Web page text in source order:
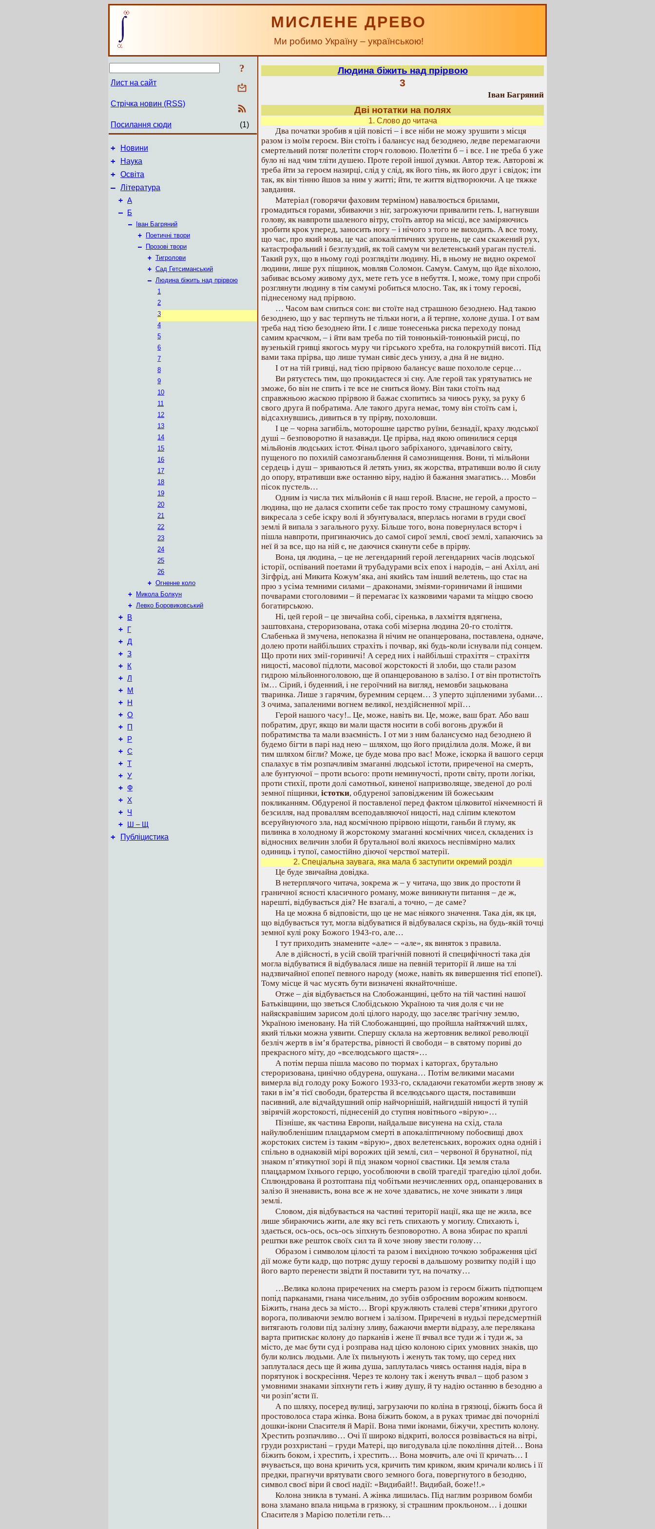
МИСЛЕНЕ ДРЕВО
Ми робимо Україну – українською!
?
Лист на сайт
Стрічка новин (RSS)
Посилання сюди (1)
+ Новини
+ Наука
+ Освіта
– Література
+ А
– Б
–
Іван Багряний
+
Поетичні твори
–
Прозові твори
+ Тигролови
+ Сад Гетсиманський
– Людина біжить над прірвою
1
2
3
4
5
6
7
8
9
10
11
12
13
14
15
16
17
18
19
20
21
22
23
24
25
26
+ Огненне коло
+
Микола Болкун
+ Левко Боровиковський
+ В
+ Г
+ Д
+ З
+ К
+ Л
+ М
+ Н
+ О
+ П
+ Р
+ С
+ Т
+ У
+ Ф
+ Х
+ Ч
+ Ш – Щ
+ Публіцистика
Людина біжить над прірвою
3
Іван Багряний
Дві нотатки на полях
1. Слово до читача
Два початки зробив я цій повісті – і все ніби не можу зрушити з місця
разом із моїм героєм. Він стоїть і балансує над безоднею, ледве перемагаючи
смертельний потяг полетіти сторч головою. Полетіти б – і все. І не треба б уже
було ні над чим тліти душею. Проте герой іншої думки. Автор теж. Авторові ж
треба йти за героєм назирці, слід у слід, як його тінь, як його друг і свідок; іти
так, як він тінню йшов за ним у житті; йти, те життя відтворюючи. А це тяжке
завдання.
Матеріал (говорячи фаховим терміном) навалюється брилами,
громадиться горами, збиваючи з ніг, загрожуючи привалити геть. І, нагнувши
голову, як навпроти шаленого вітру, стоїть автор на місці, все заміряючись
зробити крок уперед, заносить ногу – і нічого з того не виходить. А все тому,
що час, про який мова, це час апокаліптичних зрушень, це сам скажений рух,
катастрофальний і безглуздий, як той самум чи велетенський ураган пустелі.
Такий рух, що в ньому годі розглядіти людину. Ні, в ньому не видно окремої
людини, лише рух піщинок, мовляв Соломон. Самум. Самум, що йде віхолою,
забиває всьому живому дух, мете геть усе в небуття. І, може, тому при спробі
розглянути людину в тім самумі робиться млосно. Так, як і тому героєві,
піднесеному над прірвою.
… Часом вам сниться сон: ви стоїте над страшною безоднею. Над такою
безоднею, що у вас терпнуть не тільки ноги, а й терпне, холоне душа. І от вам
треба над тією безоднею йти. І є лише тонесенька риска переходу понад
самим краєчком, – і йти вам треба по тій тонюнькій-тонюнькій рисці, по
вузенькій гривці якогось муру чи гірського хребта, на голокрутній висоті. Під
вами така прірва, що лише туман сивіє десь унизу, а дна й не видно.
І от на тій гривці, над тією прірвою балансує ваше похололе серце…
Ви рятуєтесь тим, що прокидаєтеся зі сну. Але герой так урятуватись не
зможе, бо він не спить і те все не сниться йому. Він таки стоїть над
справжньою жаскою прірвою й бажає схопитись за чиюсь руку, за руку б
свого друга й побратима. Але такого друга немає, тому він стоїть сам і,
відсахнувшись, дивиться в ту прірву, похоловши.
І це – чорна загибіль, моторошне царство руїни, безнадії, краху людської
душі – безповоротно й назавжди. Це прірва, над якою опинилися серця
мільйонів людських істот. Фінал цього забріханого, здичавілого світу,
пущеного по похилій самозганьблення й самознищення. Вони, ті мільйони
сердець і душ – зриваються й летять униз, як жорства, втративши волю й силу
до опору, втративши вже останню віру, надію й бажання змагатись… Мовби
пісок пустель…
Одним із числа тих мільйонів є й наш герой. Власне, не герой, а просто –
людина, що не далася схопити себе так просто тому страшному самумові,
викресала з себе іскру волі й збунтувалася, вперлась ногами в груди своєї
землі й випала з загального руху. Більше того, вона повернулася всторч і
пішла навпроти, пригинаючись до самої сирої землі, своєї землі, хапаючись за
неї й за все, що на ній є, не даючися скинути себе в прірву.
Вона, ця людина, – це не легендарний герой легендарних часів людської
історії, оспіваний поетами й трубадурами всіх епох і народів, – ані Ахілл, ані
Зігфрід, ані Микита Кожум’яка, ані якийсь там інший велетень, що стає на
прю з усіма темними силами – драконами, зміями-гориничами й іншими
почварами стоголовими – й перемагає їх казковими чарами та міццю своєю
богатирською.
Ні, цей герой – це звичайна собі, сіренька, в лахміття вдягнена,
заштовхана, стероризована, отака собі мізерна людина 20-го століття.
Слабенька й змучена, непоказна й нічим не опанцерована, поставлена, одначе,
долею проти найбільших страхіть і почвар, які будь-коли існували під сонцем.
Що проти них змії-гориничі! А серед них і найбільші страхіття – страхіття
ницості, масової підлоти, масової жорстокості й злоби, що стали разом
гидрою мільйонноголовою, ще й опанцерованою в залізо. І от він протистоїть
їм… Сірий, і буденний, і не героїчний на вигляд, немовби зацькована
тваринка. Лише з гарячим, буремним серцем… З уперто зціпленими зубами…
З очима, запаленими вогнем великої, нездійсненної мрії…
Герой нашого часу!.. Це, може, навіть ви. Це, може, ваш брат. Або ваш
побратим, друг, якщо ви мали щастя носити в собі вогонь дружби й
побратимства та мали взаємність. І от ми з ним балансуємо над безоднею й
будемо бігти в парі над нею – шляхом, що його приділила доля. Може, й ви
тим шляхом бігли? Може, це буде мова про вас! Може, іскорка й вашого серця
спалахує в тім розпачливім змаганні людської істоти, приреченої на смерть,
але бунтуючої – проти всього: проти неминучості, проти світу, проти логіки,
проти стихії, проти долі самотньої, киненої напризволяще, зведеної до ролі
земної піщинки, істотки, обдуреної заповідженим їй божеським
покликанням. Обдуреної й поставленої перед фактом цілковитої нікчемності й
безсилля, над проваллям всеподавляючої ницості, над сліпим клекотом
всеруйнуючого зла, над космічною прірвою ніщоти, ганьби й глуму, як
пилинка в холодному й жорстокому змаганні космічних чисел, складених із
відносних величин злоби й брутальної волі якихось неспівмірно малих
одиниць і тупої, самостійно діючої черствої матерії.
2. Спеціальна заувага, яка мала б заступити окремий розділ
Це буде звичайна довідка.
В нетерплячого читача, зокрема ж – у читача, що звик до простоти й
граничної ясності класичного роману, може виникнути питання – де ж,
нарешті, відбувається дія? Не взагалі, а точно, – де саме?
На це можна б відповісти, що це не має ніякого значення. Така дія, як ця,
що відбувається тут, могла відбуватися й відбувалася скрізь, на будь-якій точці
земної кулі року Божого 1943-го, але…
І тут приходить знамените «але» – «але», як виняток з правила.
Але в дійсності, в усій своїй трагічній повноті й специфічності така дія
могла відбуватися й відбувалася лише на певній території й лише на тлі
надзвичайної епопеї певного народу (може, навіть як вивершення тієї епопеї).
Тому місце й час мусять бути визначені якнайточніше.
Отже – дія відбувається на Слобожанщині, цебто на тій частині нашої
Батьківщини, що зветься Слобідською Україною та чия доля є чи не
найяскравішим зарисом долі цілого народу, що заселяє трагічну землю,
Україною іменовану. На тій Слобожанщині, що пройшла найтяжчий шлях,
який тільки можна уявити. Спершу склала на жертовник великої революції
безліч жертв в ім’я братерства, рівності й свободи – в святому пориві до
прекрасного міту, до «вселюдського щастя»…
А потім перша пішла масово по тюрмах і каторгах, брутально
стероризована, цинічно обдурена, ошукана… Потім великими масами
вимерла від голоду року Божого 1933-го, складаючи гекатомби жертв знову ж
таки в ім’я тієї свободи, братерства й вселюдського щастя, поставивши
пасивний, але відчайдушний опір найчорнішій, найгидшій ницості й тупій
звірячій жорстокості, піднесеній до ступня новітнього «вірую»…
Пізніше, як частина Европи, найдальше висунена на схід, стала
найулюбленішим плацдармом смерті в апокаліптичному побоєвищі двох
жорстоких систем із таким «вірую», двох велетенських, ворожих одна одній і
спільно в однаковій мірі ворожих цій землі, сил – червоної й брунатної, під
знаком п’ятикутної зорі й під знаком чорної свастики. Ця земля стала
плацдармом їхнього герцю, уособлюючи в своїй трагедії трагедію цілої доби.
Сплюндрована й розтоптана під чобітьми незчисленних орд, опанцерованих в
залізо й зненависть, вона все ж не хоче здаватись, не хоче зникати з лиця
землі.
Словом, дія відбувається на частині території нації, яка ще не жила, все
лише збираючись жити, але яку всі геть спихають у могилу. Спихають і,
здається, ось-ось, ось-ось зіпхнуть безповоротно. А вона збирає по краплі
рештки вже решток своїх сил та й хоче знову звести голову…
Образом і символом цілості та разом і вихідною точкою зображення цієї
дії може бути кадр, що потряс душу героєві в дальшому розвитку подій і що
його варто перенести звідти й поставити тут, на початку…
…Велика колона приречених на смерть разом із героєм біжить підтюпцем
попід парканами, гнана чисельним, до зубів озброєним ворожим конвоєм.
Біжить, гнана десь за місто… Вгорі кружляють сталеві стерв’ятники другого
ворога, поливаючи землю вогнем і залізом. Приречені в нудьзі передсмертній
витягають голови під залізну зливу, бажаючи вмерти відразу, але перелякана
варта притискає колону до парканів і жене її вчвал все туди ж і туди ж, за
місто, де має бути суд і розправа над цією колоною сірих умовних знаків, що
були колись людьми. Але їх пильнують і женуть так тому, що серед них
заплуталася десь ще й жива душа, заплуталась чиясь остання надія, віра в
порятунок і воскресіння. Через те колону так і женуть вчвал – щоб разом з
умовними знаками зіпхнути геть і живу душу, й ту надію останню в безодню а
чи розіп’ясти її.
А по шляху, посеред вулиці, загрузаючи по коліна в грязюці, біжить боса й
простоволоса стара жінка. Вона біжить боком, а в руках тримає дві почорнілі
дошки-ікони Спасителя й Марії. Вона тими іконами, біжучи, хрестить колону.
Хрестить розпачливо… Очі її широко відкриті, волосся розвівається на вітрі,
груди розхристані – груди Матері, що вигодувала ціле покоління дітей… Вона
біжить боком, і хрестить, і хрестить… Вона мовчить, але очі її кричать… І
вчувається, що вона кричить уся, кричить тим криком, яким кричали колись і її
предки, прагнучи врятувати свого земного бога, повергнутого в безодню,
символ своєї віри й своєї надії: «Видибай!!. Видибай, боже!!.»
Колона зникла в тумані. А жінка лишилась. Під наглим розривом бомби
вона зламано впала ницьма в грязюку, зі страшним прокльоном… і дошки
Спасителя з Марією полетіли геть…